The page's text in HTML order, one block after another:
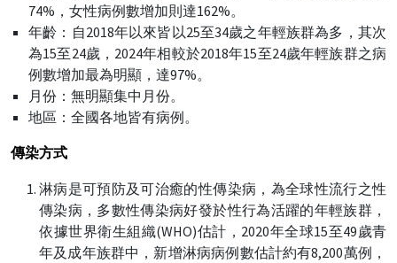
74%，女性病例數增加則達162%。
年齡：自2018年以來皆以25至34歲之年輕族群為多，其次
為15至24歲，2024年相較於2018年15至24歲年輕族群之病
例數增加最為明顯，達97%。
月份：無明顯集中月份。
地區：全國各地皆有病例。
傳染方式
淋病是可預防及可治癒的性傳染病，為全球性流行之性
傳染病，多數性傳染病好發於性行為活躍的年輕族群，
依據世界衛生組織(WHO)估計，2020年全球15至49歲青
年及成年族群中，新增淋病病例數估計約有8,200萬例，